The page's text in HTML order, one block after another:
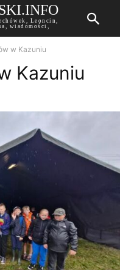
Leoncin,
wiadomości,
w Kazuniu
Kazuniu